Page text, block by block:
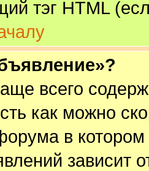
тэг HTML
всего
как можно
в
зависит